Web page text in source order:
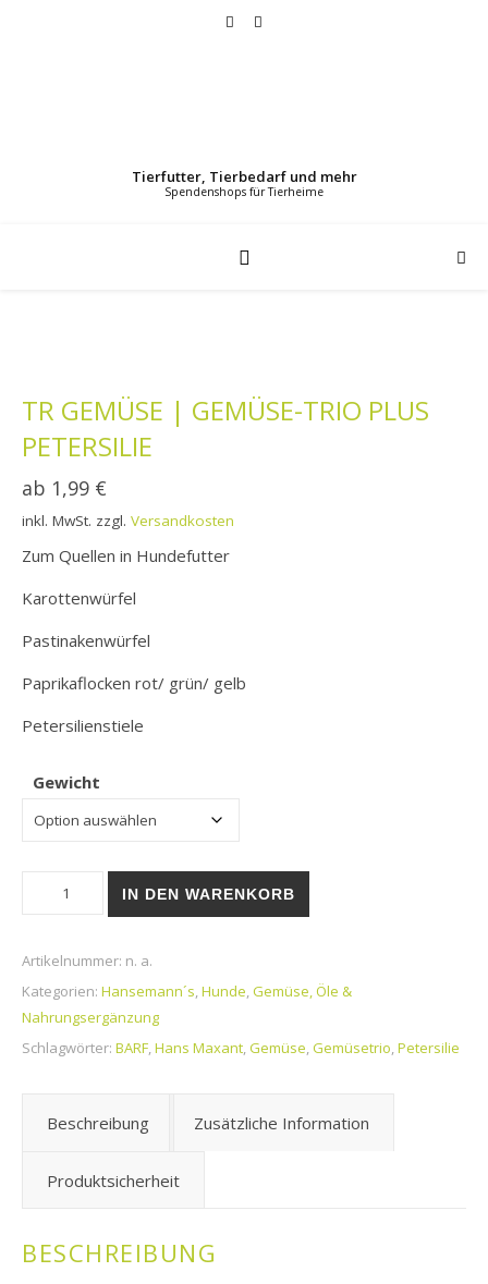
Tierfutter, Tierbedarf und mehr
TR GEMÜSE | GEMÜSE-TRIO PLUS
PETERSILIE
ab 1,99 €
inkl. MwSt. zzgl. Versandkosten
Zum Quellen in Hundefutter
Karottenwürfel
Pastinakenwürfel
Paprikaflocken rot/ grün/ gelb
Petersilienstiele
Gewicht
TR Gemüse | Gemüse-Trio plus Petersilie Menge
IN DEN WARENKORB
Artikelnummer: n. a.
Kategorien: Hansemann´s,Hunde,Gemüse, Öle &
Nahrungsergänzung
Schlagwörter: BARF,Hans Maxant,Gemüse,Gemüsetrio,Petersilie
Beschreibung Zusätzliche Information
Produktsicherheit
BESCHREIBUNG